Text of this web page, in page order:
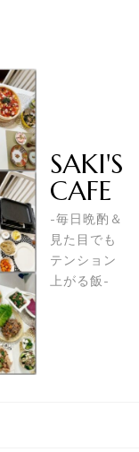
SAKI'S
CAFE
-毎日晩酌＆
見た目でも
テンション
上がる飯-